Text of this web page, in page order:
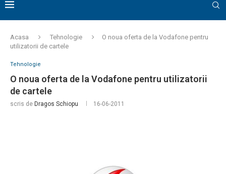
Acasa Tehnologie
O noua oferta de la Vodafone pentru
utilizatorii de cartele
Tehnologie
O noua oferta de la Vodafone pentru utilizatorii
de cartele
scris de Dragos Schiopu 16-06-2011